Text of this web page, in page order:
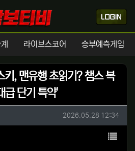
라이브스코어 승부예측게임
키, 맨유행 초읽기? 챔스 복
급 단기 특약'
작성일
2026.05.28 12:34
목록